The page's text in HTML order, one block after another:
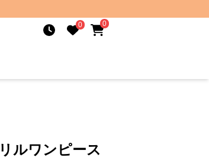
0 0
ルワンピース